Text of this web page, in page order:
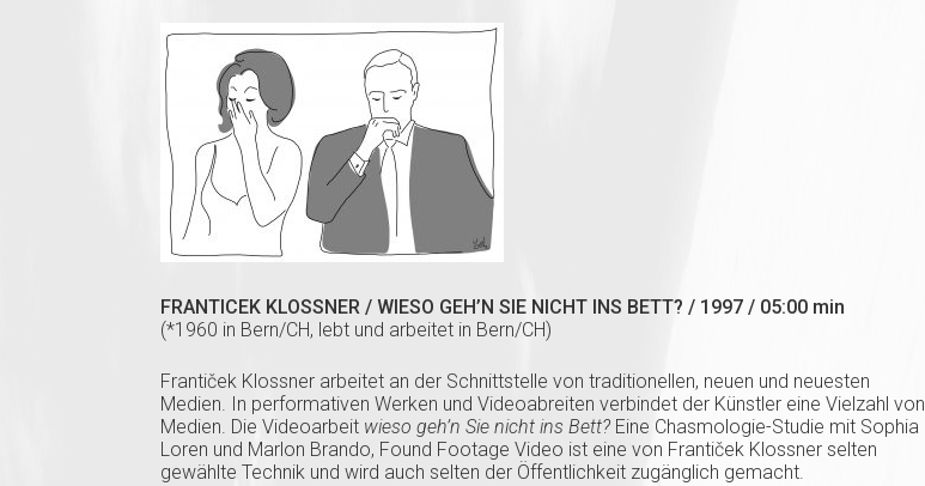
FRANTICEK KLOSSNER / WIESO GEH’N SIE NICHT INS BETT? / 1997 / 05:00 min
(*1960 in Bern/CH, lebt und arbeitet in Bern/CH)
Frantiček Klossner arbeitet an der Schnittstelle von traditionellen, neuen und neuesten
Medien. In performativen Werken und Videoabreiten verbindet der Künstler eine Vielzahl von
Medien. Die Videoarbeit wieso geh’n Sie nicht ins Bett? Eine Chasmologie-Studie mit Sophia
Loren und Marlon Brando, Found Footage Video ist eine von Frantiček Klossner selten
gewählte Technik und wird auch selten der Öffentlichkeit zugänglich gemacht.